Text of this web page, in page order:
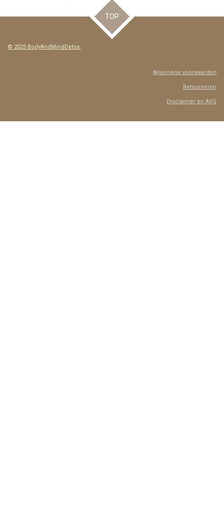
TOP
© 2025 BodyAndMindDetox
Algemene voorwaarden
Retourneren
Disclaimer en AVG